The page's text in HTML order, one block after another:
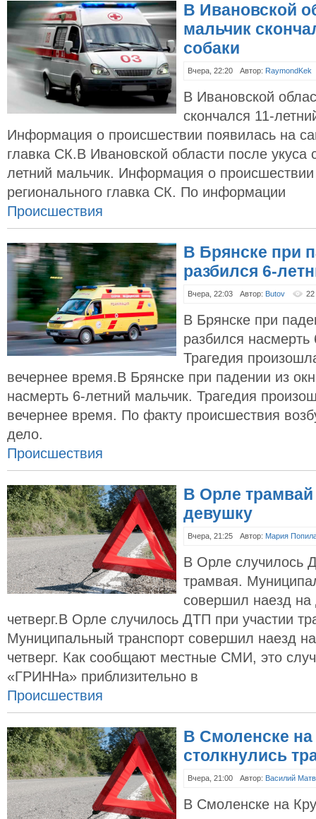
В Ивановской
мальчик
собаки
Вчера, 22:20 Автор: RaymondKek
В Ивановской
скончался 11-
Информация о происшествии появилась на
главка СК.В Ивановской области после укуса
летний мальчик. Информация о происшествии
регионального главка СК. По информации
Происшествия
В Брянске при
разбился 6-
Вчера, 22:03 Автор: Butov 22
В Брянске при
разбился насмерть
Трагедия
вечернее время.В Брянске при падении из
насмерть 6-летний мальчик. Трагедия
вечернее время. По факту происшествия
дело.
Происшествия
В Орле
девушку‍
Вчера, 21:25 Автор: Мария
В Орле случилось
трамвая.
совершил наезд на
четверг.В Орле случилось ДТП при участии
Муниципальный транспорт совершил наезд
четверг. Как сообщают местные СМИ, это
«ГРИННа» приблизительно в
Происшествия
В Смоленске
столкнулись
Вчера, 21:00 Автор: Василий
В Смоленске на